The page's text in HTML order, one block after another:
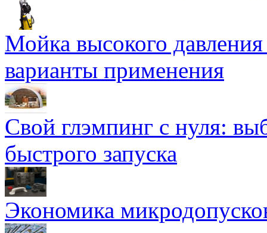
Мойка высокого
варианты применения
Свой глэмпинг с нуля:
быстрого запуска
Экономика